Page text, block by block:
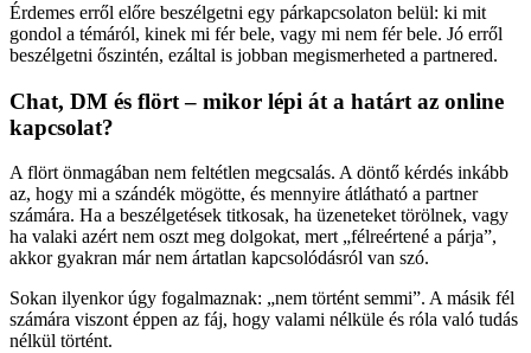
Érdemes erről előre beszélgetni egy párkapcsolaton belül: ki mit
gondol a témáról, kinek mi fér bele, vagy mi nem fér bele. Jó erről
beszélgetni őszintén, ezáltal is jobban megismerheted a partnered.
Chat, DM és flört – mikor lépi át a határt az online
kapcsolat?
A flört önmagában nem feltétlen megcsalás. A döntő kérdés inkább
az, hogy mi a szándék mögötte, és mennyire átlátható a partner
számára. Ha a beszélgetések titkosak, ha üzeneteket törölnek, vagy
ha valaki azért nem oszt meg dolgokat, mert „félreértené a párja”,
akkor gyakran már nem ártatlan kapcsolódásról van szó.
Sokan ilyenkor úgy fogalmaznak: „nem történt semmi”. A másik fél
számára viszont éppen az fáj, hogy valami nélküle és róla való tudás
nélkül történt.